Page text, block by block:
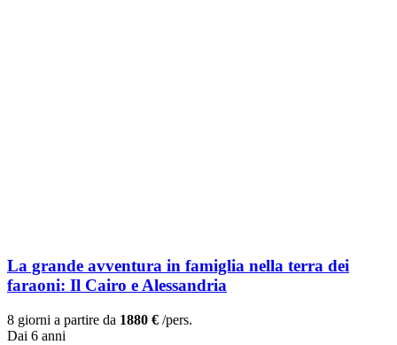
La grande avventura in famiglia nella terra dei
faraoni: Il Cairo e Alessandria
8 giorni a partire da 1880 € /pers.
Dai 6 anni